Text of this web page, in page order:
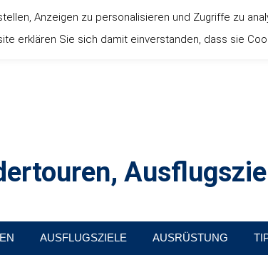
AUSFLUGSZIELE AUSRÜSTUNG
Anzeigen zu personalisieren und Zugriffe zu
erklären Sie sich damit einverstanden, dass sie